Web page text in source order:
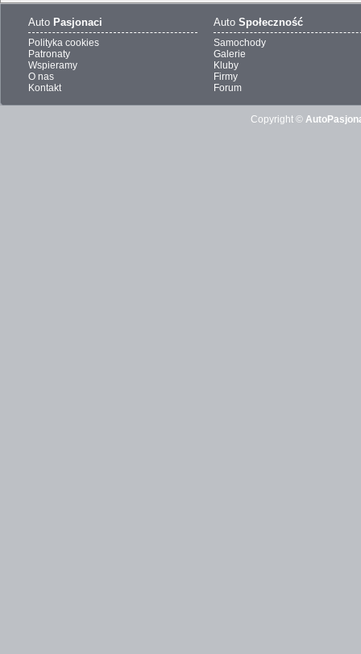
Auto Pasjonaci
Polityka cookies
Patronaty
Wspieramy
O nas
Kontakt
Auto Społeczność
Samochody
Galerie
Kluby
Firmy
Forum
Copyright ©